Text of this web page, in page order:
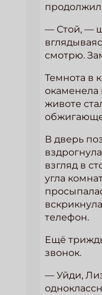
— Стой, —
смотрю.
Темнота в
окаменела
животе
В дверь
взгляд в
угла
телефон.
Ещё
звонок.
— Уйди,